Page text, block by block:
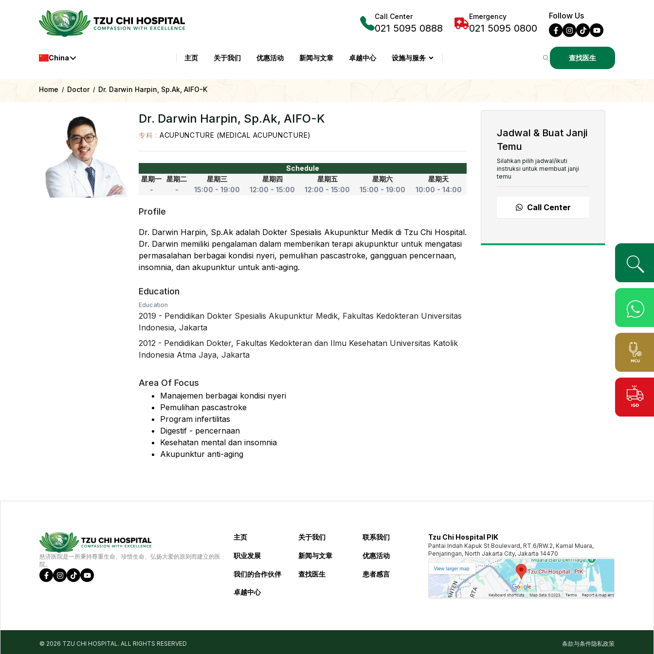
Call Center
021 5095 0888
Emergency
021 5095 0800
Follow Us
China 主页 关于我们 优惠活动 新闻与文章 卓越中心 设施与服务 查找医生
Home / Doctor / Dr. Darwin Harpin, Sp.Ak, AIFO-K
Dr. Darwin Harpin, Sp.Ak, AIFO-K
专科 : ACUPUNCTURE (MEDICAL ACUPUNCTURE)
Schedule
星期一
星期二 星期三 星期四 星期五 星期六
星期天
-
- 15:00 - 19:00 12:00 - 15:00 12:00 - 15:00 15:00 - 19:00 10:00 - 14:00
Profile
Dr. Darwin Harpin, Sp.Ak adalah Dokter Spesialis Akupunktur Medik di Tzu Chi Hospital.
Dr. Darwin memiliki pengalaman dalam memberikan terapi akupunktur untuk mengatasi
permasalahan berbagai kondisi nyeri, pemulihan pascastroke, gangguan pencernaan,
insomnia, dan akupunktur untuk anti-aging.
Education
Education
2019 - Pendidikan Dokter Spesialis Akupunktur Medik, Fakultas Kedokteran Universitas
Indonesia, Jakarta
2012 - Pendidikan Dokter, Fakultas Kedokteran dan Ilmu Kesehatan Universitas Katolik
Indonesia Atma Jaya, Jakarta
Area Of Focus
Manajemen berbagai kondisi nyeri
Pemulihan pascastroke
Program infertilitas
Digestif - pencernaan
Kesehatan mental dan insomnia
Akupunktur anti-aging
Jadwal & Buat Janji
Temu
Silahkan pilih jadwal/ikuti
instruksi untuk membuat janji
temu
Call Center
慈济医院是一所秉持尊重生命、珍惜生命、弘扬大爱的原则而建立的医
院。
主页 关于我们 联系我们
职业发展 新闻与文章 优惠活动
我们的合作伙伴 查找医生 患者感言
卓越中心
Tzu Chi Hospital PIK
Pantai Indah Kapuk St Boulevard, RT.6/RW.2, Kamal Muara,
Penjaringan, North Jakarta City, Jakarta 14470
©️ 2026 TZU CHI HOSPITAL. ALL RIGHTS RESERVED 条款与条件隐私政策